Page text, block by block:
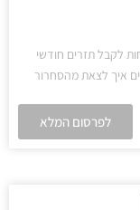
לקבל תזרים חודשי
איך לצאת מהסחרור
לפרסום המלא